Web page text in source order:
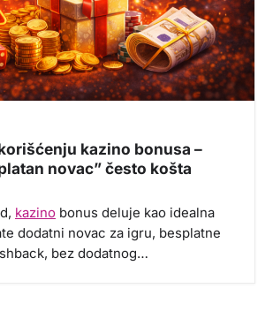
kazino bonusa –
novac” često košta
kazino bonus deluje kao idealna
dodatni novac za igru, besplatne
bez dodatnog…